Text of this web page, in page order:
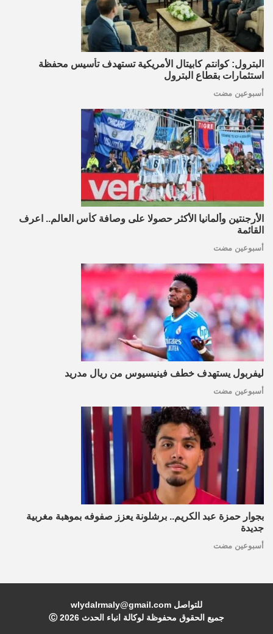
البترول: كوانتم كابيتال الأمريكية تستهدف تأسيس محفظة
استثمارات بقطاع البترول
أسبوعين مضت
الأرجنتين وألمانيا الأكثر حصولا على وصافة كأس العالم.. اعرف
القائمة
أسبوعين مضت
ليفربول يستهدف خطف فينيسيوس من ريال مدريد
أسبوعين مضت
بجوار حمزة عبد الكريم.. برشلونة يعزز صفوفه بموهبة مغربية
جديدة
أسبوعين مضت
للتواصل wlydalrmaly@gmail.com
جميع الحقوق محفوظة لوكالة انباء الحدث Ⓒ 2026